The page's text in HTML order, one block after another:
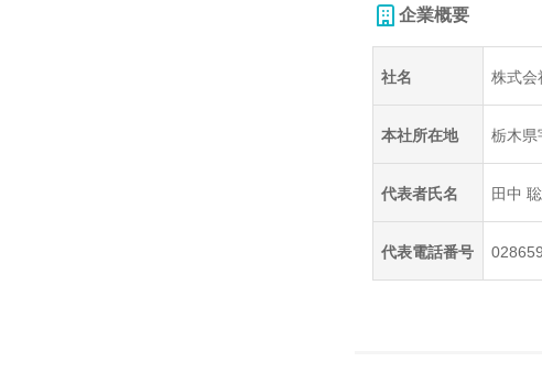
企業概要
社名 株式会
本社所在地 栃木県
代表者氏名 田中 聡
代表電話番号